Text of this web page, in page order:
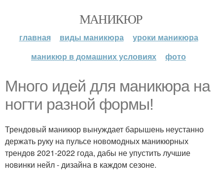
МАНИКЮР
главная виды маникюра
уроки маникюра
маникюр в домашних условиях
фото
Много идей для маникюра на
ногти разной формы!
Трендовый маникюр вынуждает барышень неустанно
держать руку на пульсе новомодных маникюрных
трендов 2021-2022 года, дабы не упустить лучшие
новинки нейл - дизайна в каждом сезоне.